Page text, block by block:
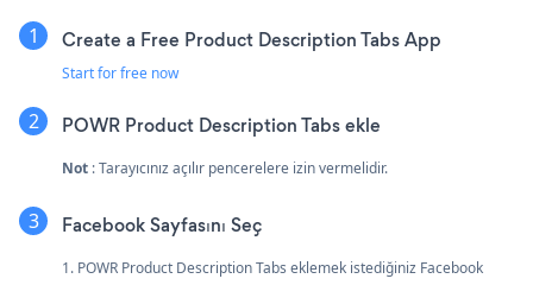
Create a Free Product Description Tabs App
Start for free now
POWR Product Description Tabs ekle
Not : Tarayıcınız açılır pencerelere izin vermelidir.
Facebook Sayfasını Seç
1. POWR Product Description Tabs eklemek istediğiniz Facebook